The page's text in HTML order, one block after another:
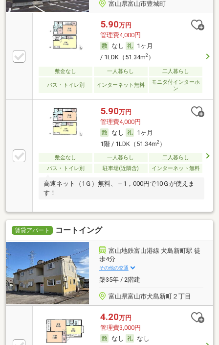
富山県富山市豊城町
5.90万円
管理費4,000円
なし
1ヶ月
/ 1LDK（51.34m2）
敷金なし 一人暮らし 二人暮らし
バス・トイレ別 インターネット無料
モニタ付インターホ
ン
5.90万円
管理費4,000円
なし
1ヶ月
1階 / 1LDK（51.34m2）
敷金なし 一人暮らし
二人暮らし
バス・トイレ別
駐車場(近隣含) インターネット無料
高速ネット（1Ｇ）無料、＋1，000円で10Ｇが使えま
す！
賃貸アパート コートイング
富山地鉄富山港線 犬島新町駅 徒
歩4分
その他の交通
築35年 / 2階建
富山県富山市犬島新町２丁目
4.20万円
管理費3,000円
なし
なし